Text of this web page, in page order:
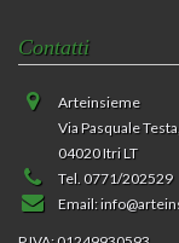
Contatti
Arteinsieme
Via Pasquale
04020 Itri LT
Tel. 0771/202529
Email: